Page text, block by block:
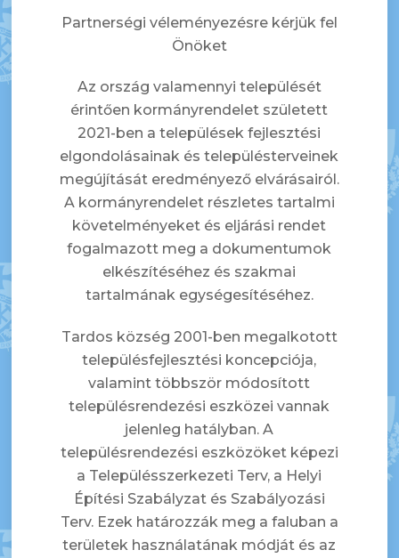
Partnerségi véleményezésre kérjük fel
Önöket
Az ország valamennyi települését
érintően kormányrendelet született
2021-ben a települések fejlesztési
elgondolásainak és településterveinek
megújítását eredményező elvárásairól.
A kormányrendelet részletes tartalmi
követelményeket és eljárási rendet
fogalmazott meg a dokumentumok
elkészítéséhez és szakmai
tartalmának egységesítéséhez.
Tardos község 2001-ben megalkotott
településfejlesztési koncepciója,
valamint többször módosított
településrendezési eszközei vannak
jelenleg hatályban. A
településrendezési eszközöket képezi
a Településszerkezeti Terv, a Helyi
Építési Szabályzat és Szabályozási
Terv. Ezek határozzák meg a faluban a
területek használatának módját és az